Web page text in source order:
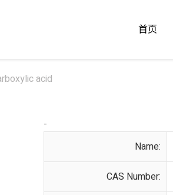
首页
acid
-
Name:
CAS Number: